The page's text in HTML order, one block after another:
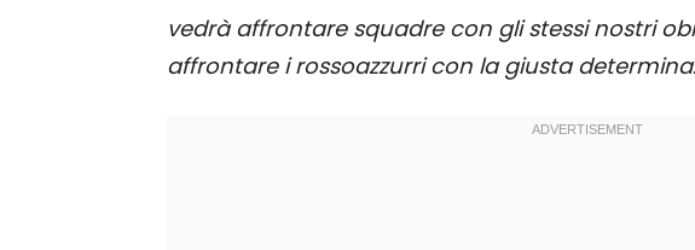
vedrà affrontare squadre con gli stessi nostri
affrontare i rossoazzurri con la giusta